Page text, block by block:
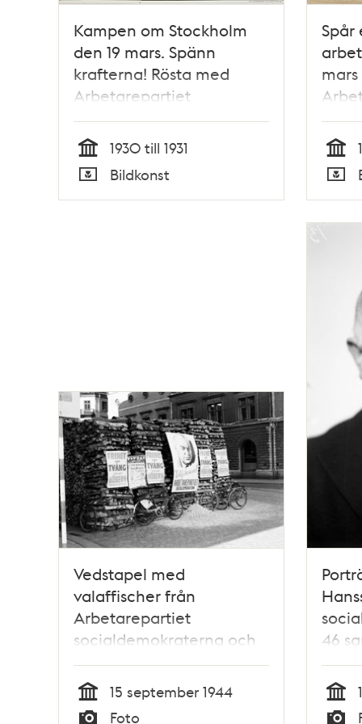
Kampen om Stockholm
den 19 mars. Spänn
krafterna! Rösta med
Arbetarepartiet
Socialdemokraterna.
[Valaffisch]
Tid
1930 till 1931
Bildkonst
Spår
Tid
Vedstapel med
valaffischer från
Arbetarepartiet
socialdemokraterna och
Högern, samt en affisch
från Gröna Lund
Tid
15 september 1944
Foto
46
Tid